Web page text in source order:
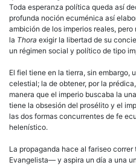
Toda esperanza política queda así
profunda noción ecuménica así
ambición de los imperios reales,
la Thora exigir la libertad de su
un régimen social y político de tipo
El fiel tiene en la tierra, sin embargo,
celestial; la de obtener, por la
manera que el imperio buscaba la
tiene la obsesión del prosélito y el
las dos formas concurrentes de fe
helenístico.
La propaganda hace al fariseo
Evangelista— y aspira un día a una